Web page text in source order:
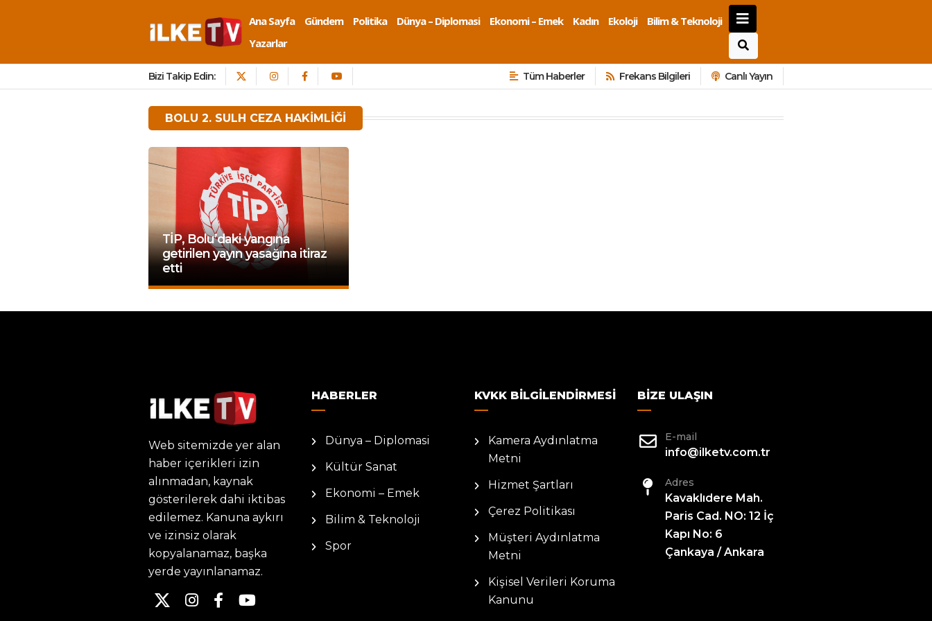
Ana Sayfa Gündem Politika Dünya – Diplomasi Ekonomi – Emek Kadın Ekoloji
Bilim & Teknoloji
Yazarlar
Bizi Takip Edin: Tüm Haberler Frekans Bilgileri Canlı Yayın
BOLU 2. SULH CEZA HAKIMLIĞI
TİP, Bolu’daki yangına
getirilen yayın yasağına itiraz
etti
Web sitemizde yer alan
haber içerikleri izin
alınmadan, kaynak
gösterilerek dahi iktibas
edilemez. Kanuna aykırı
ve izinsiz olarak
kopyalanamaz, başka
yerde yayınlanamaz.
HABERLER
Dünya – Diplomasi
Kültür Sanat
Ekonomi – Emek
Bilim & Teknoloji
Spor
KVKK BILGILENDIRMESI
Kamera Aydınlatma
Metni
Hizmet Şartları
Çerez Politikası
Müşteri Aydınlatma
Metni
Kişisel Verileri Koruma
Kanunu
BIZE ULAŞIN
E-mail
info@ilketv.com.tr
Adres
Kavaklıdere Mah.
Paris Cad. NO: 12 İç
Kapı No: 6
Çankaya / Ankara